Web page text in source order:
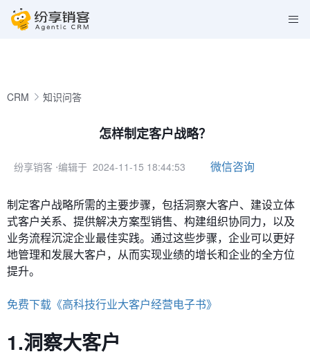
CRM 知识问答
怎样制定客户战略？
纷享销客 ⋅编辑于 2024-11-15 18:44:53 微信咨询
制定客户战略所需的主要步骤，包括洞察大客户、建设立体
式客户关系、提供解决方案型销售、构建组织协同力，以及
业务流程沉淀企业最佳实践。通过这些步骤，企业可以更好
地管理和发展大客户，从而实现业绩的增长和企业的全方位
提升。
免费下载《高科技行业大客户经营电子书》
1.洞察大客户